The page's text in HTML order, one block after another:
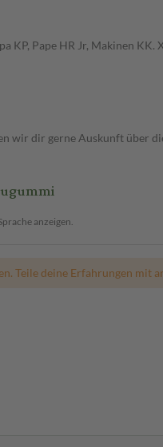
Pape HR Jr, Makinen
wir dir gerne Auskunft über
anzeigen.
Teile deine Erfahrungen mit